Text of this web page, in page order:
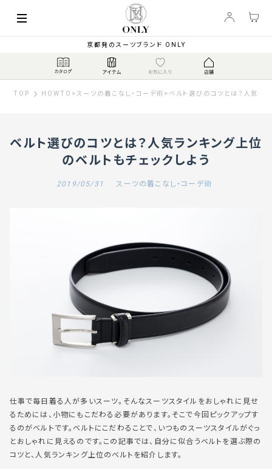
京都発のスーツブランド ONLY
TOP HOWTO >スーツの着こなし・コーデ術 > ベルト選びのコツとは？人気ラ
ベルト選びのコツとは？人気ランキング上位
のベルトもチェックしよう
2019/05/31 スーツの着こなし・コーデ術
仕事で毎日着る人が多いスーツ。そんなスーツスタイルをおしゃれに見せ
るためには、小物にもこだわる必要があります。そこで今回ピックアップす
るのがベルトです。ベルトにこだわることで、いつものスーツスタイルがぐっ
とおしゃれに見えるのです。この記事では、自分に似合うベルトを選ぶ際の
コツと、人気ランキング上位のベルトを紹介します。